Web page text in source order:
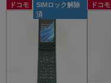
ドコモ
SIMロック解除
済
ドコモ